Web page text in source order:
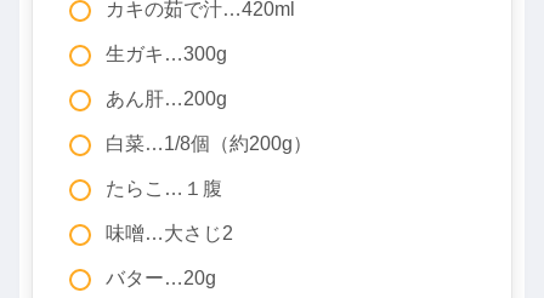
カキの茹で汁…420ml
生ガキ…300g
あん肝…200g
白菜…1/8個（約200g）
たらこ…１腹
味噌…大さじ2
バター…20g